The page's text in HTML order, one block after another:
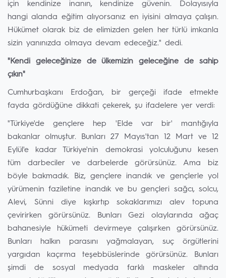
için kendinize inanın, kendinize güvenin. Dolayısıyla
hangi alanda eğitim alıyorsanız en iyisini almaya çalışın.
Hükümet olarak biz de elimizden gelen her türlü imkanla
sizin yanınızda olmaya devam edeceğiz." dedi.
⁠"Kendi geleceğinize de ülkemizin geleceğine de sahip
çıkın"
Cumhurbaşkanı Erdoğan, bir gerçeği ifade etmekte
fayda gördüğüne dikkati çekerek, şu ifadelere yer verdi:
"Türkiye'de gençlere hep 'Elde var bir' mantığıyla
bakanlar olmuştur. Bunları 27 Mayıs'tan 12 Mart ve 12
Eylül'e kadar Türkiye'nin demokrasi yolculuğunu kesen
tüm darbeciler ve darbelerde görürsünüz. Ama biz
böyle bakmadık. Biz, gençlere inandık ve gençlerle yol
yürümenin faziletine inandık ve bu gençleri sağcı, solcu,
Alevi, Sünni diye kışkırtıp sokaklarımızı alev topuna
çevirirken görürsünüz. Bunları Gezi olaylarında ağaç
bahanesiyle hükümeti devirmeye çalışırken görürsünüz.
Bunları halkın parasını yağmalayan, suç örgütlerini
yargıdan kaçırma teşebbüslerinde görürsünüz. Bunları
şimdi de sosyal medyada farklı maskeler altında